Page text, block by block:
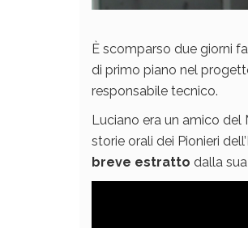
È scomparso due giorni fa
di primo piano nel
responsabile tecnico.
Luciano era un amico
storie orali dei Pionieri
breve estratto dalla